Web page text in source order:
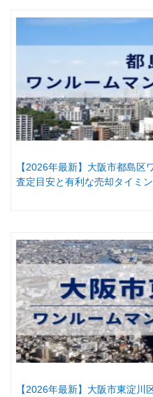
【2026年最新】大阪市都島区
査定目安と有利な売却タイミ
【2026年最新】大阪市東淀